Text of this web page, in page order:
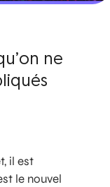
ne
il est
le nouvel